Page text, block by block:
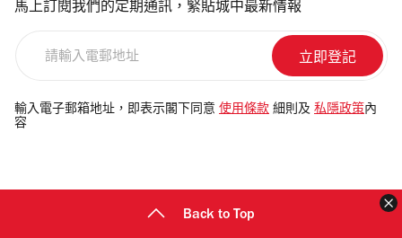
馬上訂閱我們的定期通訊，緊貼城中最新情報
電
郵
輸入電子郵箱地址，即表示閣下同意 使用條款 細則及 私隱政策 內
容
Back to Top